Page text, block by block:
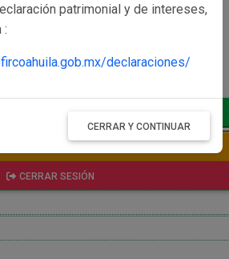
patrimonial y de intereses,
:
declaraciones/
CERRAR Y CONTINUAR
ACCESAR
CERRAR SESIÓN